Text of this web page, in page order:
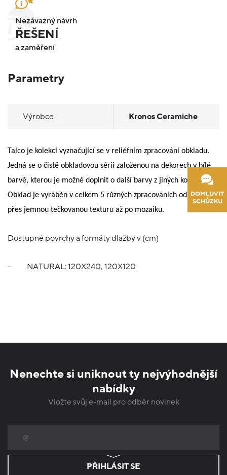
DOMLUVIT
SCHŮZKU
Nezávazný návrh
ŘEŠENÍ
a zaměření
Parametry
Výrobce Kronos Ceramiche
Talco je kolekcí vyznačující se v reliéfním zpracování obkladu.
Jedná se o čistě obkladovou sérii založenou na dekorech v bílé
barvě, kterou je možné doplnit o další barvy z jiných kolekcí.
Obklad je vyráběn v celkem 5 různých zpracováních od linek,
přes jemnou tečkovanou texturu až po mozaiku.
Dostupné povrchy a formáty dlažby v (cm)
– NATURAL: 120X240, 120X120
Nenechte si uniknout ty nejvýhodnější
nabídky
Vložte svůj e-mail pro odběr novinek
PŘIHLÁSIT SE